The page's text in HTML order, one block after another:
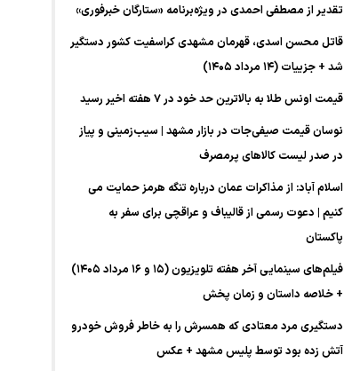
تقدیر از مصطفی احمدی در ویژه‌برنامه «ستارگان خبرفوری»
قاتل محسن اسدی، قهرمان مشهدی کراسفیت کشور دستگیر
شد + جزییات (۱۴ مرداد ۱۴۰۵)
قیمت اونس طلا به بالاترین حد خود در ۷ هفته اخیر رسید
نوسان قیمت صیفی‌جات در بازار مشهد | سیب‌زمینی و پیاز
در صدر لیست کالا‌های پرمصرف
اسلام آباد: از مذاکرات عمان درباره تنگه هرمز حمایت می
کنیم | دعوت رسمی از قالیباف و عراقچی برای سفر به
پاکستان
فیلم‌های سینمایی آخر هفته تلویزیون (۱۵ و ۱۶ مرداد ۱۴۰۵)
+ خلاصه داستان و زمان پخش
دستگیری مرد معتادی که همسرش را به خاطر فروش خودرو
آتش زده بود توسط پلیس مشهد + عکس